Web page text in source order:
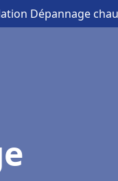
Dépannage